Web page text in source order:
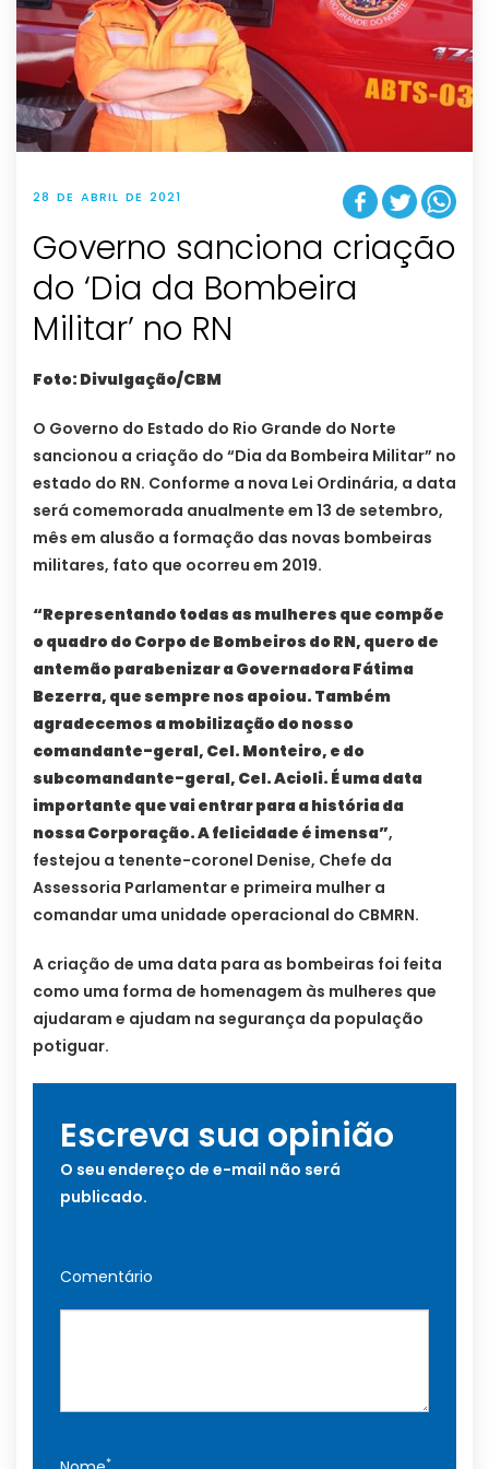
28 DE ABRIL DE 2021
Governo sanciona criação
do ‘Dia da Bombeira
Militar’ no RN
Foto: Divulgação/CBM
O Governo do Estado do Rio Grande do Norte
sancionou a criação do “Dia da Bombeira Militar” no
estado do RN. Conforme a nova Lei Ordinária, a data
será comemorada anualmente em 13 de setembro,
mês em alusão a formação das novas bombeiras
militares, fato que ocorreu em 2019.
“Representando todas as mulheres que compõe
o quadro do Corpo de Bombeiros do RN, quero de
antemão parabenizar a Governadora Fátima
Bezerra, que sempre nos apoiou. Também
agradecemos a mobilização do nosso
comandante-geral, Cel. Monteiro, e do
subcomandante-geral, Cel. Acioli. É uma data
importante que vai entrar para a história da
nossa Corporação. A felicidade é imensa”,
festejou a tenente-coronel Denise, Chefe da
Assessoria Parlamentar e primeira mulher a
comandar uma unidade operacional do CBMRN.
A criação de uma data para as bombeiras foi feita
como uma forma de homenagem às mulheres que
ajudaram e ajudam na segurança da população
potiguar.
Escreva sua opinião
O seu endereço de e-mail não será
publicado.
Comentário
*